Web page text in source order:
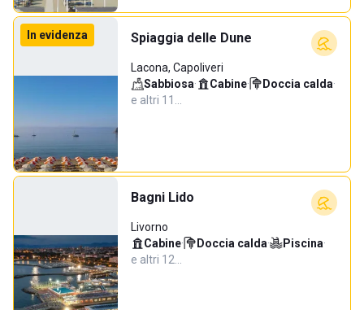
In evidenza Spiaggia delle Dune
Lacona, Capoliveri
Sabbiosa· Cabine· Doccia calda·
e altri 11…
Bagni Lido
Livorno
Cabine· Doccia calda· Piscina·
e altri 12…